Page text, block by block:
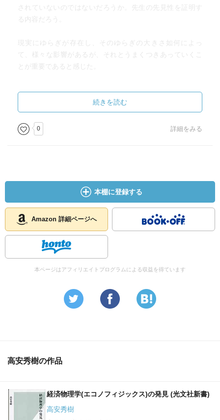
されていないのではないだろうか。先生の先見性を証明す
る内容だろう。
現実にゆらぎが存在し、そのゆらぎの大きさ如何によっ
て、様々な影響があるが、それとうまくつきあっていくこ
とが重要であると感じた。
目次
第1章 臨界ゆらぎとは何だろう
続きを読む
0 詳細をみる
本棚に登録する
Amazon 詳細ページへ
本ページはアフィリエイトプログラムによる収益を得ています
高安秀樹の作品
経済物理学(エコノフィジックス)の発見 (光文社新書)
高安秀樹